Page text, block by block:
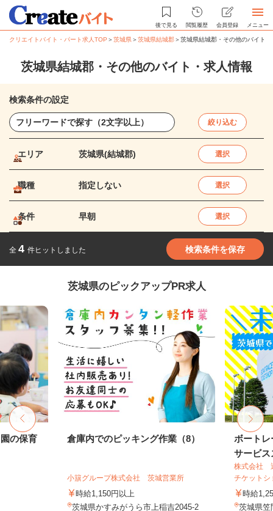
後で見る 閲覧履歴 会員登録 メニュー
クリエイトバイト・パート求人TOP ＞茨城県＞茨城県結城郡＞茨城県結城郡・その他のバイト
茨城県結城郡・その他のバイト・求人情報
検索条件の設定
絞り込む
エリア 茨城県(結城郡) 選択
職種 指定しない 選択
条件 早朝 選択
全 4 件ヒットしました 検索条件を保存
茨城県のピックアップPR求人
の保育 倉庫内でのピッキング作業（8）
小簱グループ株式会社 茨城営業所
時給1,150円以上
茨城県かすみがうら市上稲吉2045-2
ボートレ
サービス
株式会社
チケットシ
時給
茨城県笠